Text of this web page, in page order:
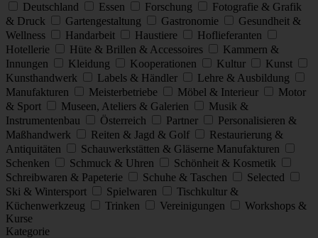
Deutschland
Essen Forschung
Fotografie & Grafik
& Druck
Gartengestaltung Gastronomie
Gesundheit &
Wellness
Handarbeit Haustiere
Hoflieferanten
Hotellerie
Hüte & Brillen & Accessoires
Kammern &
Innungen
Kleidung Kooperationen Kultur
Kunst
Kunsthandwerk
Labels & Händler
Lehre & Ausbildung
Manufakturen
Meisterbetriebe Möbel & Interieur
Motor
& Sport
Museen, Ateliers & Galerien
Musik &
Instrumentenbau
Österreich Partner
Personalisieren &
Maßhandwerk
Reiten & Jagd & Golf
Restaurierung &
Antiquitäten
Schauwerkstätten & Gläserne Manufakturen
Schenken
Schmuck & Uhren
Schönheit & Kosmetik
Schreibwaren & Papeterie
Schuhe & Taschen
Selected
Ski & Wintersport
Spielwaren
Tischkultur &
Küchenwerkzeug
Trinken Vereinigungen
Workshops &
Kurse
Kategorie